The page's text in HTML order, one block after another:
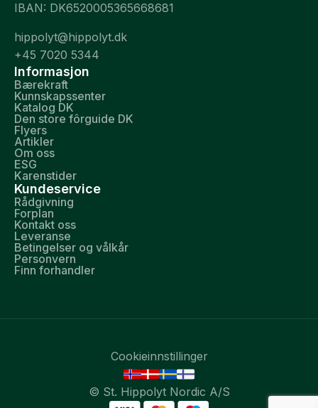
IBAN: DK6520005365668681
hippolyt@hippolyt.dk
+45 7020 5344
Informasjon
Bærekraft
Kunnskapssenter
Katalog DK
Den store fôrguide DK
Flyers
Artikler
Om oss
ESG
Karenstider
Kundeservice
Rådgivning
Forplan
Kontakt oss
Leveranse
Betingelser og vålkår
Personvern
Finn forhandler
© St. Hippolyt Nordic A/S
Cookieinnstillinger